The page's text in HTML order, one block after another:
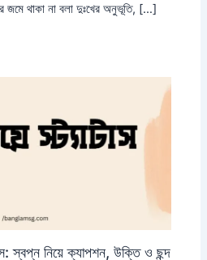
জমে থাকা না বলা দুঃখের অনুভূতি, […]
স্বপ্ন নিয়ে ক্যাপশন, উক্তি ও ছন্দ